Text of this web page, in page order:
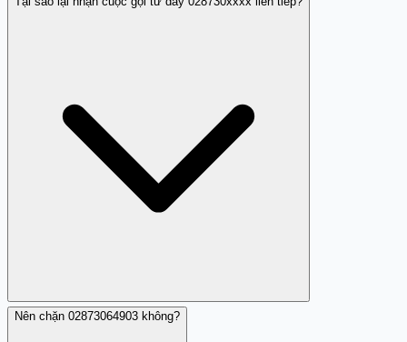
02873064903 là số cố định được cấp phát cho FPT
Một nhận xét ghi nhận có nhiều cuộc gọi từ dãy số
Nên chặn 02873064903 không?